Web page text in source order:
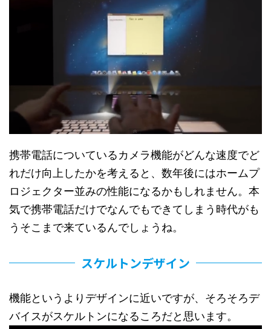
携帯電話についているカメラ機能がどんな速度でど
れだけ向上したかを考えると、数年後にはホームプ
ロジェクター並みの性能になるかもしれません。本
気で携帯電話だけでなんでもできてしまう時代がも
うそこまで来ているんでしょうね。
スケルトンデザイン
機能というよりデザインに近いですが、そろそろデ
バイスがスケルトンになるころだと思います。